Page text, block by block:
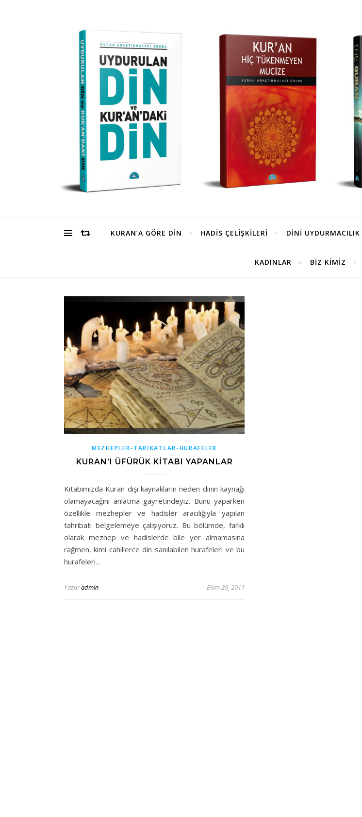
KURAN’A GÖRE DİN HADİS ÇELİŞKİLERİ DİNİ UYDURMACILIK
KADINLAR BİZ KİMİZ
MEZHEPLER-TARİKATLAR-HURAFELER
KURAN’I ÜFÜRÜK KİTABI YAPANLAR
Kitabımızda Kuran dışı kaynakların neden dinin kaynağı
olamayacağını anlatma gayretindeyiz. Bunu yaparken
özellikle mezhepler ve hadisler aracılığıyla yapılan
tahribatı belgelemeye çalışıyoruz. Bu bölümde, farklı
olarak mezhep ve hadislerde bile yer almamasına
rağmen, kimi cahillerce din sanılabilen hurafeleri ve bu
hurafeleri…
Yazaradmin Ekim 29, 2011